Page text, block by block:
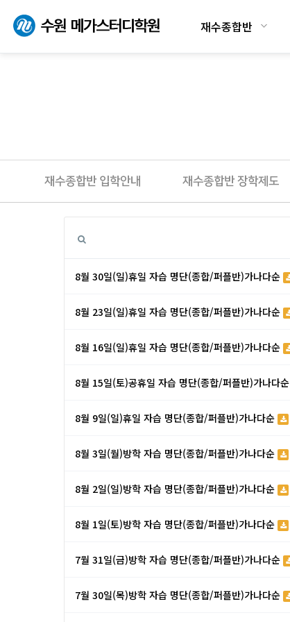
재수종합반
재수종합반 입학안내 재수종합반 장학제도
8월 30일(일)휴일 자습 명단(종합/퍼플반)가나다순
8월 23일(일)휴일 자습 명단(종합/퍼플반)가나다순
8월 16일(일)휴일 자습 명단(종합/퍼플반)가나다순
8월 15일(토)공휴일 자습 명단(종합/퍼플반)가나다순
8월 9일(일)휴일 자습 명단(종합/퍼플반)가나다순
8월 3일(월)방학 자습 명단(종합/퍼플반)가나다순
8월 2일(일)방학 자습 명단(종합/퍼플반)가나다순
8월 1일(토)방학 자습 명단(종합/퍼플반)가나다순
7월 31일(금)방학 자습 명단(종합/퍼플반)가나다순
7월 30일(목)방학 자습 명단(종합/퍼플반)가나다순